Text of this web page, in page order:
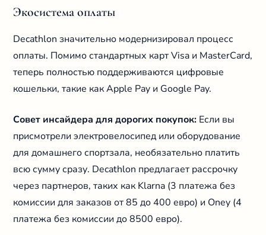
Экосистема оплаты
Decathlon значительно модернизировал процесс
оплаты. Помимо стандартных карт Visa и MasterCard,
теперь полностью поддерживаются цифровые
кошельки, такие как Apple Pay и Google Pay.
Совет инсайдера для дорогих покупок: Если вы
присмотрели электровелосипед или оборудование
для домашнего спортзала, необязательно платить
всю сумму сразу. Decathlon предлагает рассрочку
через партнеров, таких как Klarna (3 платежа без
комиссии для заказов от 85 до 400 евро) и Oney (4
платежа без комиссии до 8500 евро).